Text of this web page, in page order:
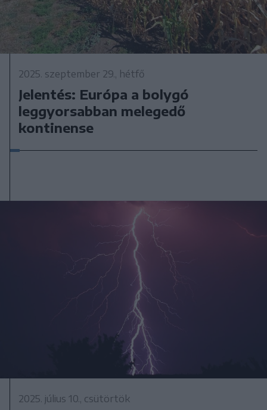
2025. szeptember 29., hétfő
Jelentés: Európa a bolygó
leggyorsabban melegedő
kontinense
2025. július 10., csütörtök